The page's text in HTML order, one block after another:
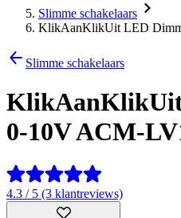
Slimme schakelaars
KlikAanKlikUit LED
Slimme schakelaars
0-10V ACM-
4.3 / 5 (3 klantreviews)